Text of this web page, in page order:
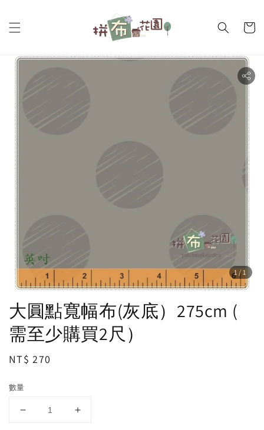
1 /1
大圓點寬幅布(灰底）275cm (
需至少購買2尺）
Regular
NT$ 270
數量